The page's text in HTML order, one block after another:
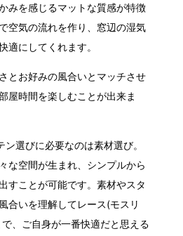
みを感じるマットな質感が特徴
空気の流れを作り、窓辺の湿気
適にしてくれます。
とお好みの風合いとマッチさせ
屋時間を楽しむことが出来ま
選びに必要なのは素材選び。
な空間が生まれ、シンプルから
すことが可能です。素材やスタ
合いを理解してレース(モスリ
、ご自身が一番快適だと思える